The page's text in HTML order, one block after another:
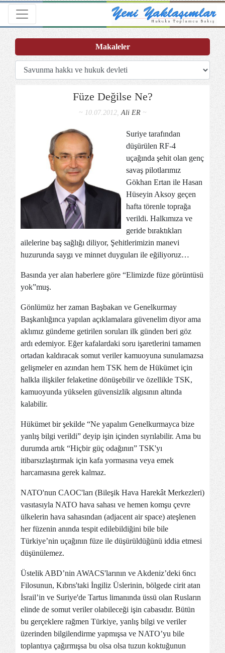
Toggle navigation
Füze Değilse Ne?
~ 10.07.2012,Ali ER~
Suriye tarafından
düşürülen RF-4
uçağında şehit olan genç
savaş pilotlarımız
Gökhan Ertan ile Hasan
Hüseyin Aksoy geçen
hafta törenle toprağa
verildi. Halkımıza ve
geride bıraktıkları
ailelerine baş sağlığı diliyor, Şehitlerimizin manevi
huzurunda saygı ve minnet duyguları ile eğiliyoruz…
Basında yer alan haberlere göre “Elimizde füze görüntüsü
yok”muş.
Gönlümüz her zaman Başbakan ve Genelkurmay
Başkanlığınca yapılan açıklamalara güvenelim diyor ama
aklımız gündeme getirilen soruları ilk günden beri göz
ardı edemiyor. Eğer kafalardaki soru işaretlerini tamamen
ortadan kaldıracak somut veriler kamuoyuna sunulamazsa
gelişmeler en azından hem TSK hem de Hükümet için
halkla ilişkiler felaketine dönüşebilir ve özellikle TSK,
kamuoyunda yükselen güvensizlik algısının altında
kalabilir.
Hükümet bir şekilde “Ne yapalım Genelkurmayca bize
yanlış bilgi verildi” deyip işin içinden sıyrılabilir. Ama bu
durumda artık “Hiçbir güç odağının” TSK'yı
itibarsızlaştırmak için kafa yormasına veya emek
harcamasına gerek kalmaz.
NATO'nun CAOC'ları (Bileşik Hava Harekât Merkezleri)
vasıtasıyla NATO hava sahası ve hemen komşu çevre
ülkelerin hava sahasından (adjacent air space) ateşlenen
her füzenin anında tespit edilebildiğini bile bile
Türkiye’nin uçağının füze ile düşürüldüğünü iddia etmesi
düşünülemez.
Üstelik ABD’nin AWACS'larının ve Akdeniz’deki 6ncı
Filosunun, Kıbrıs'taki İngiliz Üslerinin, bölgede cirit atan
İsrail’in ve Suriye'de Tartus limanında üssü olan Rusların
elinde de somut veriler olabileceği işin cabasıdır. Bütün
bu gerçeklere rağmen Türkiye, yanlış bilgi ve veriler
üzerinden bilgilendirme yapmışsa ve NATO’yu bile
toplantıya çağırmışsa bu olsa olsa tuzun koktuğunun
Makaleler